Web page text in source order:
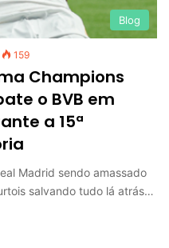
Blog
159
Champions
o BVB em
a 15ª
Madrid sendo amassado
salvando tudo lá atrás…